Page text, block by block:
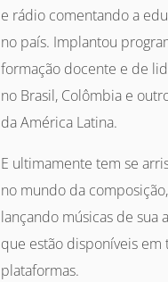
e rádio comentando a
no país. Implantou
formação docente e de
no Brasil, Colômbia e
da América Latina.
E ultimamente tem se
no mundo da composição,
lançando músicas de sua
que estão disponíveis em
plataformas.